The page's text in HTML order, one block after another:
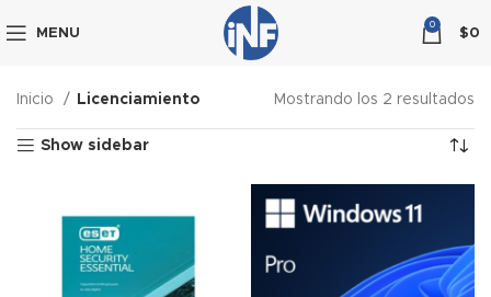
MENU
0
$0
Inicio Licenciamiento Mostrando los 2 resultados
Show sidebar